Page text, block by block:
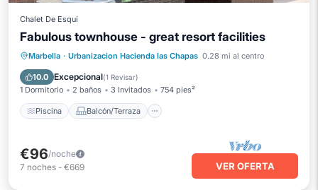
Chalet De Esquí
Fabulous townhouse - great resort facilities
Marbella · Urbanizacion Hacienda las Chapas 0.28 mi al centro
10.0 Excepcional(1 Revisar)
1 Dormitorio 2 baños 3 Invitados 754 pies²
Piscina Balcón/Terraza
Piscina Balcón/Terraza
Cocina
Aire acondicionado
€96/noche
7 noches - €669 VER OFERTA